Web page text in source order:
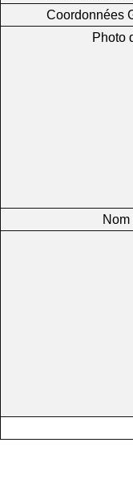
Coordonnées
Photo
Nom